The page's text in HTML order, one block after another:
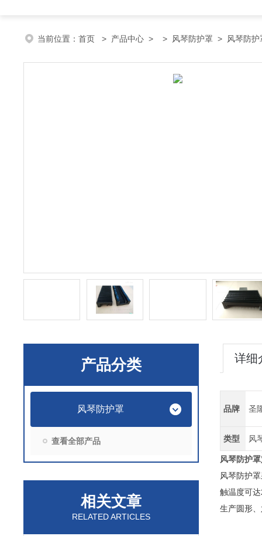
当前位置： 首页 > 产品中心 > > 风琴防护罩 > 风琴防护
产品分类
风琴防护罩
查看全部产品
相关文章
RELATED ARTICLES
详细
品牌 圣
类型 风
风琴防护
风琴防护
触温度可
生产圆形